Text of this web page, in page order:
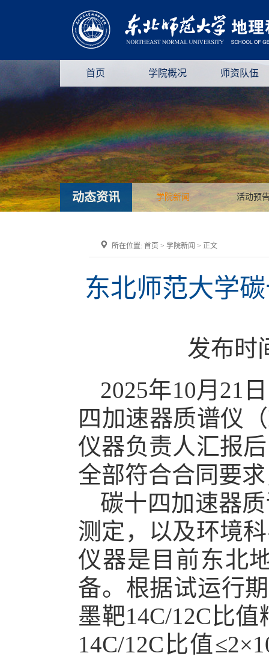
首页 学院概况 师资队伍
动态资讯 学院新闻 活动预
所在位置: 首页 > 学院新闻 > 正文
东北师范大学
发布时
2025年10月21
四加速器质谱仪
仪器负责人汇报
全部符合合同要
碳十四加速器
测定，以及环境
仪器是目前东北
备。根据试运行
墨靶14C/12C比值
14C/12C比值